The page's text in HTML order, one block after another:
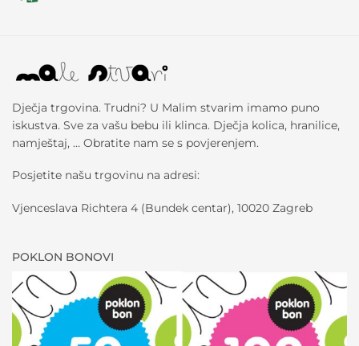
Dječja trgovina. Trudni? U Malim stvarim imamo puno
iskustva. Sve za vašu bebu ili klinca. Dječja kolica, hranilice,
namještaj, … Obratite nam se s povjerenjem.
Posjetite našu trgovinu na adresi:
Vjenceslava Richtera 4 (Bundek centar), 10020 Zagreb
POKLON BONOVI